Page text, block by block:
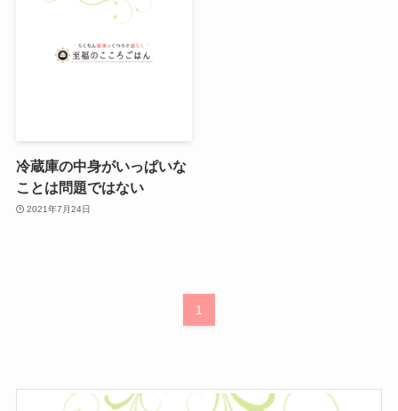
冷蔵庫の中身がいっぱいな
ことは問題ではない
2021年7月24日
1